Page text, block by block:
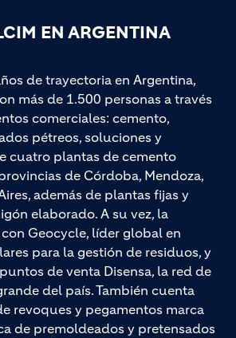
EN ARGENTINA
de trayectoria en Argentina,
más de 1.500 personas a través
comerciales: cemento,
pétreos, soluciones y
cuatro plantas de cemento
de Córdoba, Mendoza,
además de plantas fijas y
elaborado. A su vez, la
Geocycle, líder global en
para la gestión de residuos, y
de venta Disensa, la red de
del país. También cuenta
revoques y pegamentos marca
de premoldeados y pretensados